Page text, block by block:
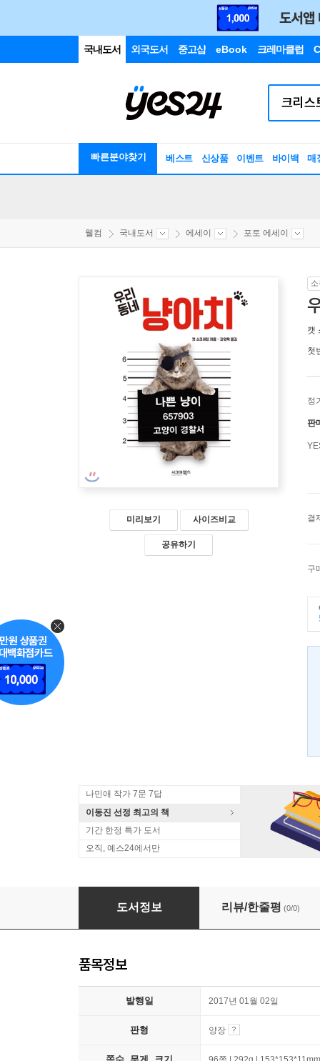
국내도서 외국도서 중고샵 eBook 크레마클럽
빠른분야찾기 베스트 신상품 이벤트 바이백 매
웰컴 국내도서 에세이 포토 에세이
미리보기 사이즈비교
공유하기
캣
첫
정
판
결
구
나민애 작가 7문 7답
이동진 선정 최고의 책
기간 한정 특가 도서
오직, 예스24에서만
우리 동네 냥아치
도서정보 리뷰/한줄평 (0/0)
품목정보
발행일 2017년 01월 02일
판형 양장